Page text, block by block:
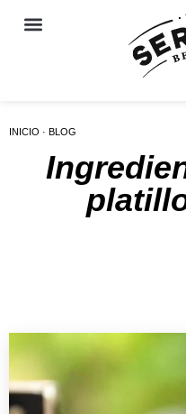
INICIO · BLOG